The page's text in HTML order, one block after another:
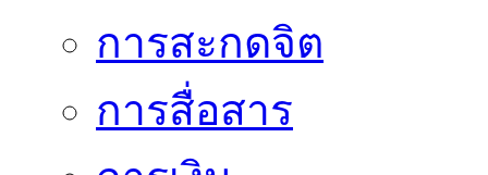
การสะกดจิต
การสื่อสาร